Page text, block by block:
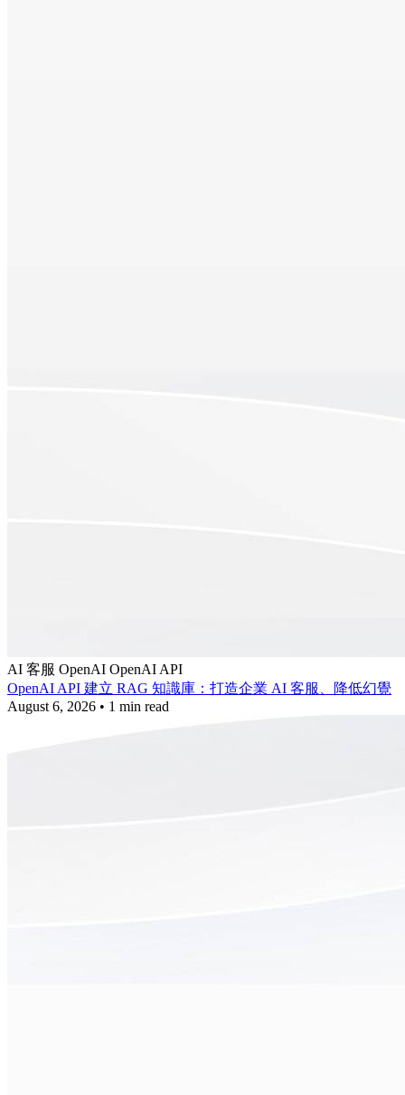
AI 客服 OpenAI OpenAI API
OpenAI API 建立 RAG 知識庫：打造企業 AI 客服、降低幻覺
August 6, 2026 • 1 min read